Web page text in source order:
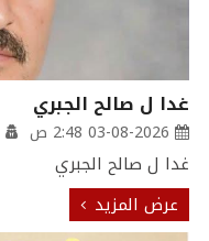
غدا ل صالح الجبري
03-08-2026 2:48 ص
غدا ل صالح الجبري
عرض المزيد